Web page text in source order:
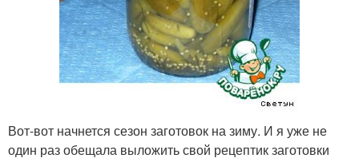
Вот-вот начнется сезон заготовок на зиму. И я уже не
один раз обещала выложить свой рецептик заготовки